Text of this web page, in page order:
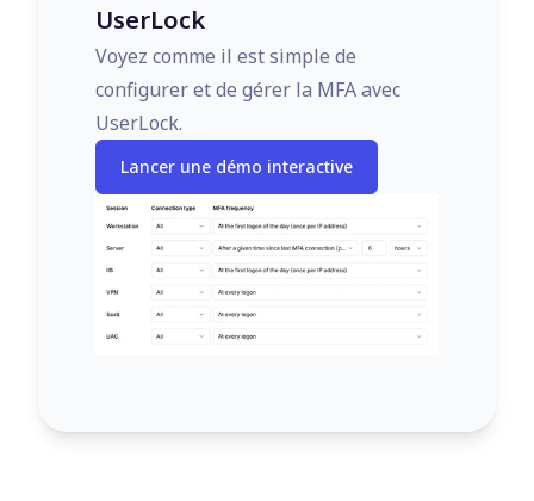
UserLock
Voyez comme il est simple de
configurer et de gérer la MFA avec
UserLock.
Lancer une démo interactive